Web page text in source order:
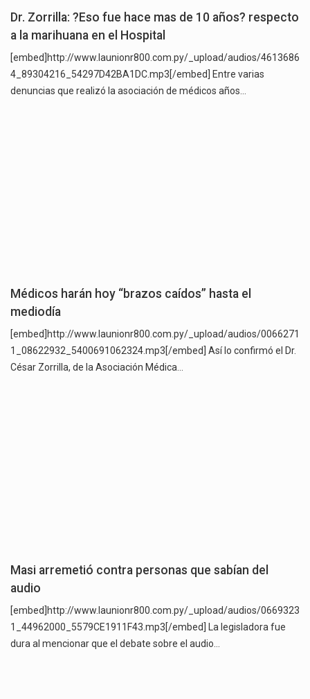
Dr. Zorrilla: ?Eso fue hace mas de 10 años? respecto
a la marihuana en el Hospital
[embed]http://www.launionr800.com.py/_upload/audios/4613686
4_89304216_54297D42BA1DC.mp3[/embed] Entre varias
denuncias que realizó la asociación de médicos años…
Médicos harán hoy “brazos caídos” hasta el
mediodía
[embed]http://www.launionr800.com.py/_upload/audios/0066271
1_08622932_5400691062324.mp3[/embed] Así lo confirmó el Dr.
César Zorrilla, de la Asociación Médica…
Masi arremetió contra personas que sabían del
audio
[embed]http://www.launionr800.com.py/_upload/audios/0669323
1_44962000_5579CE1911F43.mp3[/embed] La legisladora fue
dura al mencionar que el debate sobre el audio…